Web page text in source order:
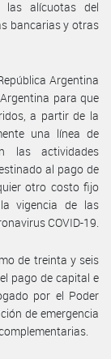
las alícuotas del
bancarias y otras
Argentina
para que
a partir de la
una línea de
las actividades
al pago de
otro costo fijo
vigencia de las
COVID-19.
de treinta y seis
pago de capital e
por el Poder
de emergencia